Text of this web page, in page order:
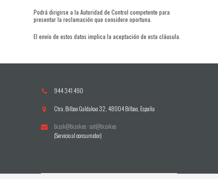
Podrá dirigirse a la Autoridad de Control competente para
presentar la reclamación que considere oportuna.
El envío de estos datos implica la aceptación de esta cláusula.
944 341 490
Ctra. Bilbao Galdakao 32, 48004 Bilbao, España
bizak@bizak.es·sat@bizak.es
(Servicio al consumidor)